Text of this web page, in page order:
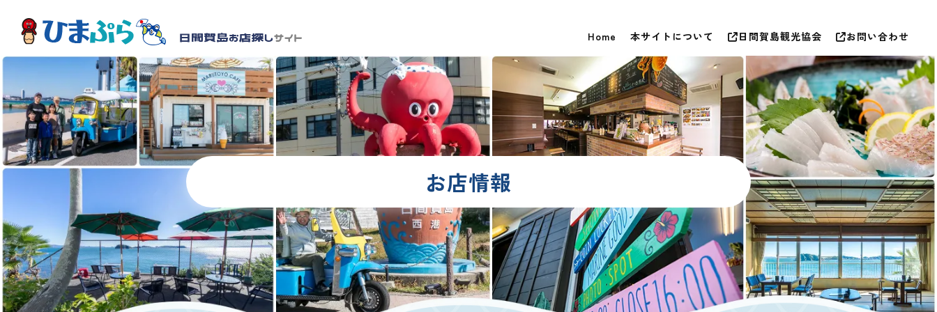
Home 本サイトについて 日間賀島観光協会 お問い合わせ
お店情報